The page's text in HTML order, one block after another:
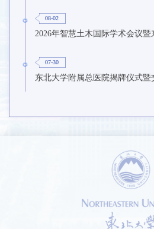
08-02
07-30
东北大学附属总医院揭牌仪式暨